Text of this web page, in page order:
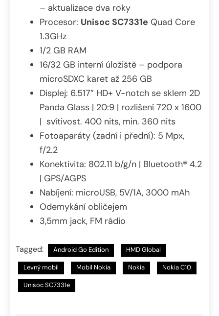
– aktualizace dva roky
Procesor: Unisoc SC7331e Quad Core
1.3GHz
1/2 GB RAM
16/32 GB interní úložiště – podpora
microSDXC karet až 256 GB
Displej: 6.517” HD+ V-notch se sklem 2D
Panda Glass | 20:9 | rozlišení 720 x 1600
| svítivost. 400 nits, min. 360 nits
Fotoaparáty (zadní i přední): 5 Mpx,
f/2.2
Konektivita: 802.11 b/g/n | Bluetooth® 4.2
| GPS/AGPS
Nabíjení: microUSB, 5V/1A, 3000 mAh
Odemykání obličejem
3,5mm jack, FM rádio
Tagged: Android Go Edition HMD Global
Levný mobil Mobil Nokia Nokia Nokia C10
Unisoc SC7331e